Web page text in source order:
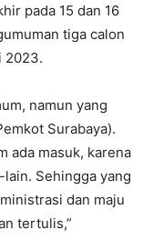
pada 15 dan 16
tiga calon
2023.
namun yang
Surabaya).
ada masuk, karena
Sehingga yang
dan maju
tertulis,”